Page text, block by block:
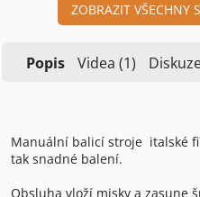
ZOBRAZIT VŠECHNY
Popis Videa (1)
Manuální balicí stroje italské
tak snadné balení.
Obsluha vloží misky a zasune